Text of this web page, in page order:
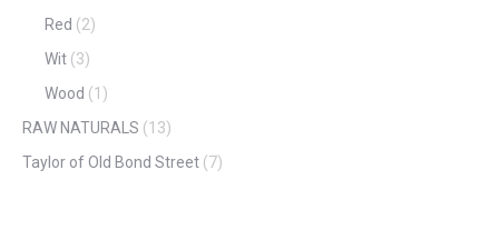
Red (2)
Wit (3)
Wood (1)
RAW NATURALS (13)
Taylor of Old Bond Street (7)